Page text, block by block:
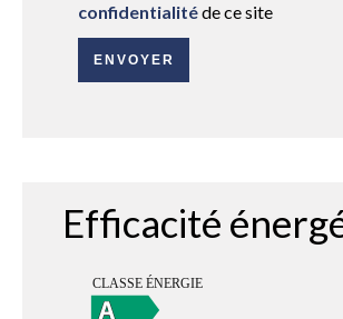
confidentialitéde ce site
ENVOYER
Efficacité